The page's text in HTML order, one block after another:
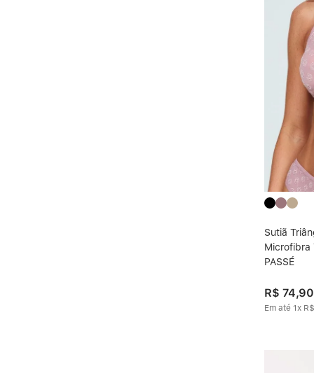
Sutiã
Microfibra
PASSÉ
R$ 74,90
Em até 1x R$